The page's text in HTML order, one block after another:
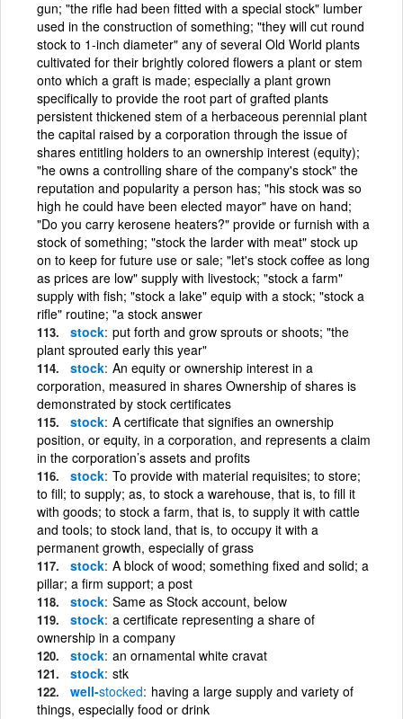
gun; "the rifle had been fitted with a special stock" lumber
used in the construction of something; "they will cut round
stock to 1-inch diameter" any of several Old World plants
cultivated for their brightly colored flowers a plant or stem
onto which a graft is made; especially a plant grown
specifically to provide the root part of grafted plants
persistent thickened stem of a herbaceous perennial plant
the capital raised by a corporation through the issue of
shares entitling holders to an ownership interest (equity);
"he owns a controlling share of the company's stock" the
reputation and popularity a person has; "his stock was so
high he could have been elected mayor" have on hand;
"Do you carry kerosene heaters?" provide or furnish with a
stock of something; "stock the larder with meat" stock up
on to keep for future use or sale; "let's stock coffee as long
as prices are low" supply with livestock; "stock a farm"
supply with fish; "stock a lake" equip with a stock; "stock a
rifle" routine; "a stock answer
stock put forth and grow sprouts or shoots; "the
plant sprouted early this year"
stock An equity or ownership interest in a
corporation, measured in shares Ownership of shares is
demonstrated by stock certificates
stock A certificate that signifies an ownership
position, or equity, in a corporation, and represents a claim
in the corporation’s assets and profits
stock To provide with material requisites; to store;
to fill; to supply; as, to stock a warehouse, that is, to fill it
with goods; to stock a farm, that is, to supply it with cattle
and tools; to stock land, that is, to occupy it with a
permanent growth, especially of grass
stock A block of wood; something fixed and solid; a
pillar; a firm support; a post
stock Same as Stock account, below
stock a certificate representing a share of
ownership in a company
stock an ornamental white cravat
stock stk
well-stocked having a large supply and variety of
things, especially food or drink